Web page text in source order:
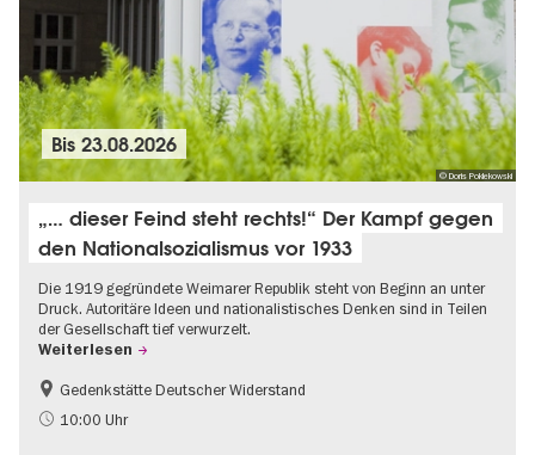
© Doris Poklekowski
Bis23.08.2026
„… dieser Feind steht rechts!“ Der Kampf gegen
den Nationalsozialismus vor 1933
Die 1919 gegründete Weimarer Republik steht von Beginn an unter
Druck. Autoritäre Ideen und nationalistisches Denken sind in Teilen
der Gesellschaft tief verwurzelt.
Weiterlesen
Gratis
NS-Geschichte
Gedenkstätte Deutscher Widerstand
10:00 Uhr